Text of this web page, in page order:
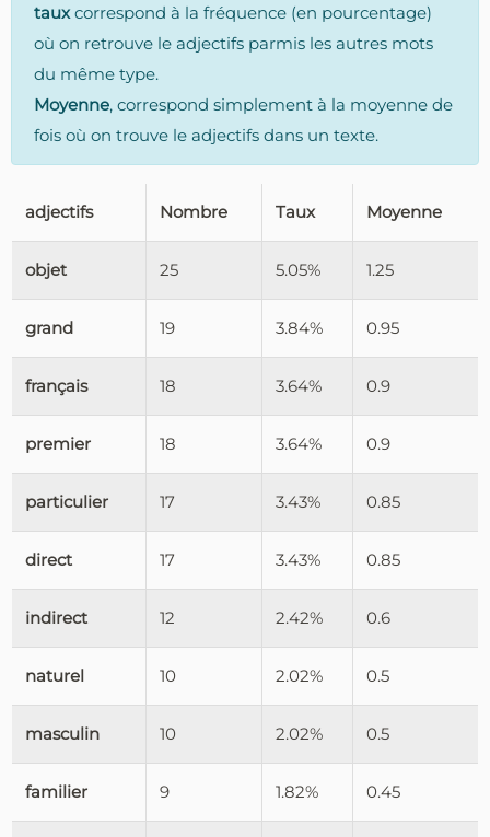
tauxcorrespond à la fréquence (en pourcentage)
où on retrouve le adjectifs parmis les autres mots
du même type.
Moyenne, correspond simplement à la moyenne de
fois où on trouve le adjectifs dans un texte.
adjectifs Nombre Taux Moyenne
objet 25 5.05% 1.25
grand 19 3.84% 0.95
français 18 3.64% 0.9
premier 18 3.64% 0.9
particulier 17 3.43% 0.85
direct 17 3.43% 0.85
indirect 12 2.42% 0.6
naturel 10 2.02% 0.5
masculin 10 2.02% 0.5
familier 9 1.82% 0.45